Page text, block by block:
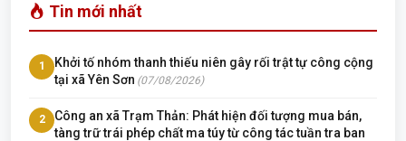
Tin mới nhất
1
Khởi tố nhóm thanh thiếu niên gây rối trật tự công cộng
tại xã Yên Sơn (07/08/2026)
2
Công an xã Trạm Thản: Phát hiện đối tượng mua bán,
tàng trữ trái phép chất ma túy từ công tác tuần tra ban